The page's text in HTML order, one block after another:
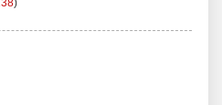
)